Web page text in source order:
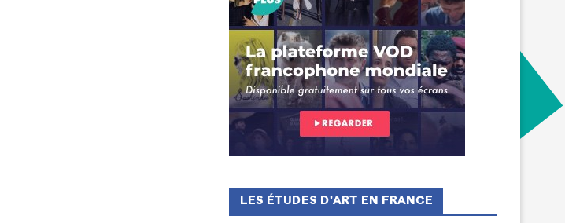
LES ÉTUDES D’ART EN FRANCE